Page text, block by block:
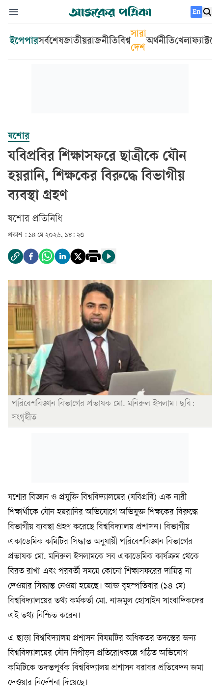
En
ইপেপারসর্বশেষজাতীয়রাজনীতিবিশ্ব
সারা
দেশ
অর্থনীতিখেলা
যশোর
যবিপ্রবির শিক্ষাসফরে ছাত্রীকে যৌন
হয়রানি, শিক্ষকের বিরুদ্ধে বিভাগীয়
ব্যবস্থা গ্রহণ
­যশোর প্রতিনিধি
প্রকাশ : ১৪ মে ২০২৬, ১৮: ২৩
পরিবেশবিজ্ঞান বিভাগের প্রভাষক মো. মনিরুল ইসলাম। ছবি:
সংগৃহীত
যশোর বিজ্ঞান ও প্রযুক্তি বিশ্ববিদ্যালয়ের (যবিপ্রবি) এক নারী
শিক্ষার্থীকে যৌন হয়রানির অভিযোগে অভিযুক্ত শিক্ষকের বিরুদ্ধে
বিভাগীয় ব্যবস্থা গ্রহণ করেছে বিশ্ববিদ্যালয় প্রশাসন। বিভাগীয়
একাডেমিক কমিটির সিদ্ধান্ত অনুযায়ী পরিবেশবিজ্ঞান বিভাগের
প্রভাষক মো. মনিরুল ইসলামকে সব একাডেমিক কার্যক্রম থেকে
বিরত রাখা এবং পরবর্তী সময়ে কোনো শিক্ষাসফরের দায়িত্ব না
দেওয়ার সিদ্ধান্ত নেওয়া হয়েছে। আজ বৃহস্পতিবার (১৪ মে)
বিশ্ববিদ্যালয়ের তথ্য কর্মকর্তা মো. নাজমুল হোসাইন সাংবাদিকদের
এই তথ্য নিশ্চিত করেন।
এ ছাড়া বিশ্ববিদ্যালয় প্রশাসন বিষয়টির অধিকতর তদন্তের জন্য
বিশ্ববিদ্যালয়ের যৌন নিপীড়ন প্রতিরোধকল্পে গঠিত অভিযোগ
কমিটিকে তদন্তপূর্বক বিশ্ববিদ্যালয় প্রশাসন বরাবর প্রতিবেদন জমা
দেওয়ার নির্দেশনা দিয়েছে।